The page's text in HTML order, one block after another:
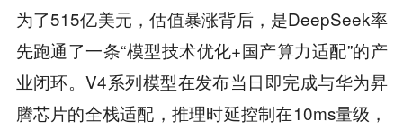
为了515亿美元，估值暴涨背后，是DeepSeek率
先跑通了一条“模型技术优化+国产算力适配”的产
业闭环。V4系列模型在发布当日即完成与华为昇
腾芯片的全栈适配，推理时延控制在10ms量级，